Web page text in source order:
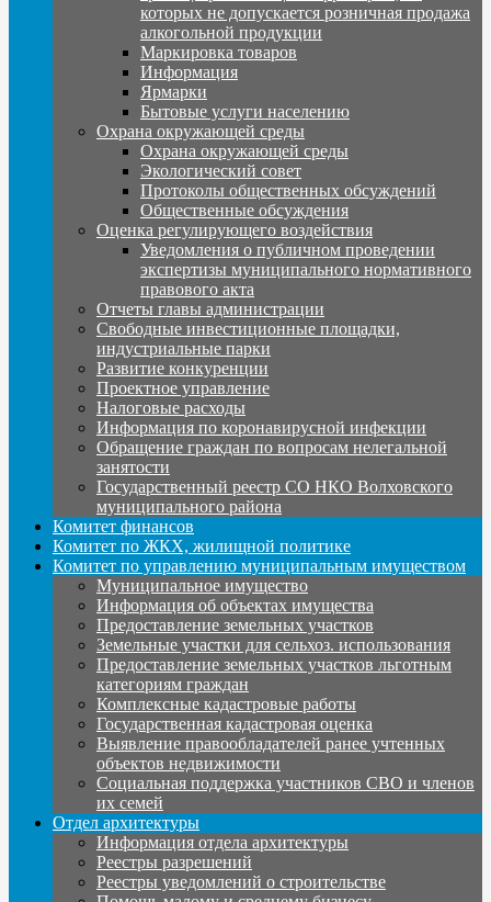
которых не допускается розничная продажа
алкогольной продукции
Маркировка товаров
Информация
Ярмарки
Бытовые услуги населению
Охрана окружающей среды
Охрана окружающей среды
Экологический совет
Протоколы общественных обсуждений
Общественные обсуждения
Оценка регулирующего воздействия
Уведомления о публичном проведении
экспертизы муниципального нормативного
правового акта
Отчеты главы администрации
Свободные инвестиционные площадки,
индустриальные парки
Развитие конкуренции
Проектное управление
Налоговые расходы
Информация по коронавирусной инфекции
Обращение граждан по вопросам нелегальной
занятости
Государственный реестр СО НКО Волховского
муниципального района
Комитет финансов
Комитет по ЖКХ, жилищной политике
Комитет по управлению муниципальным имуществом
Муниципальное имущество
Информация об объектах имущества
Предоставление земельных участков
Земельные участки для сельхоз. использования
Предоставление земельных участков льготным
категориям граждан
Комплексные кадастровые работы
Государственная кадастровая оценка
Выявление правообладателей ранее учтенных
объектов недвижимости
Социальная поддержка участников СВО и членов
их семей
Отдел архитектуры
Информация отдела архитектуры
Реестры разрешений
Реестры уведомлений о строительстве